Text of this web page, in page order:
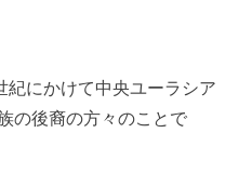
紀にかけて中央ユーラシア
の後裔の方々のことで